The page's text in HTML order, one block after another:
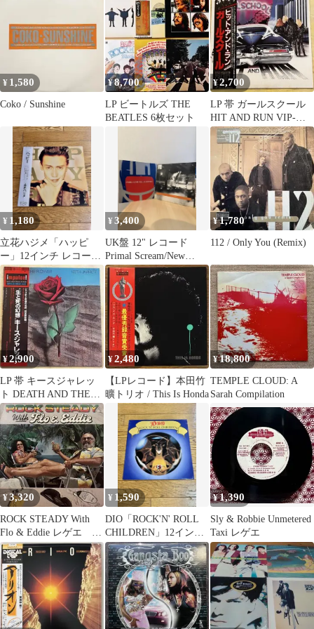
¥ 1,580
Coko / Sunshine
¥8,700
LP ビートルズ THE
BEATLES 6枚セット
¥2,700
LP 帯 ガールスクール
HIT AND RUN VIP-
6779
¥ 1,180
立花ハジメ「ハッピ
ー」12インチ レコード
帯付【特価】中古
¥3,400
UK盤 12" レコード
Primal Scream/New
Order セット
¥1,780
112 / Only You (Remix)
¥2,900
LP 帯 キースジャレッ
ト DEATH AND THE
FLOWER 状態良好
¥2,480
【LPレコード】本田竹
曠トリオ / This Is Honda
¥18,800
TEMPLE CLOUD: A
Sarah Compilation
¥3,320
ROCK STEADY With
Flo & Eddie レゲエ レ
コード
¥ 1,590
DIO「ROCK'N' ROLL
CHILDREN」12インチ
レコード 中古
¥1,390
Sly & Robbie Unmetered
Taxi レゲエ